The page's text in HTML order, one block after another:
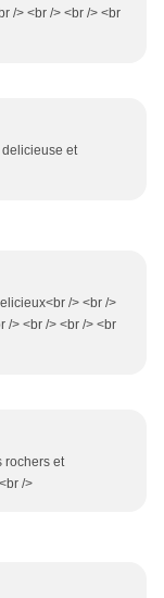
/> <br /> <br /> <br
et
/> <br />
> <br /> <br /> <br
rochers et
/>